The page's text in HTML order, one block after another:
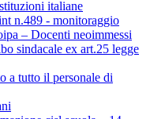
italiane
n.489 - monitoraggio
– Docenti neoimmessi
sindacale ex art.25 legge
a tutto il personale di